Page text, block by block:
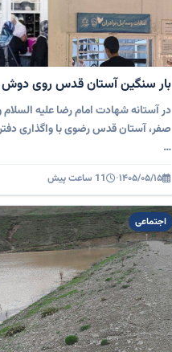
بار سنگین آستان قدس روی دوش
در آستانه شهادت امام رضا علیه السلام
صفر، آستان قدس رضوی با واگذاری دفتر
…
۱۴۰۵/۰۵/۱۵· 11 ساعت پیش
اجتماعی